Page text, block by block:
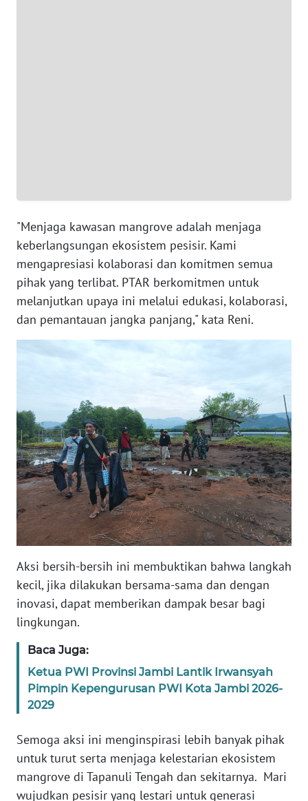
"Menjaga kawasan mangrove adalah menjaga
keberlangsungan ekosistem pesisir. Kami
mengapresiasi kolaborasi dan komitmen semua
pihak yang terlibat. PTAR berkomitmen untuk
melanjutkan upaya ini melalui edukasi, kolaborasi,
dan pemantauan jangka panjang," kata Reni.
Aksi bersih-bersih ini membuktikan bahwa langkah
kecil, jika dilakukan bersama-sama dan dengan
inovasi, dapat memberikan dampak besar bagi
lingkungan.
Baca Juga:
Ketua PWI Provinsi Jambi Lantik Irwansyah
Pimpin Kepengurusan PWI Kota Jambi 2026-
2029
Semoga aksi ini menginspirasi lebih banyak pihak
untuk turut serta menjaga kelestarian ekosistem
mangrove di Tapanuli Tengah dan sekitarnya. Mari
wujudkan pesisir yang lestari untuk generasi
WN
SERAMBI
WN
JAMBI
WN
SULTRA
WN
SULTENG
WN
SULBAR
WN
BABEL
WN
SUMBAR
WN
SUMSEL
BENGKULU
LAMPUNG
WN
JATENG